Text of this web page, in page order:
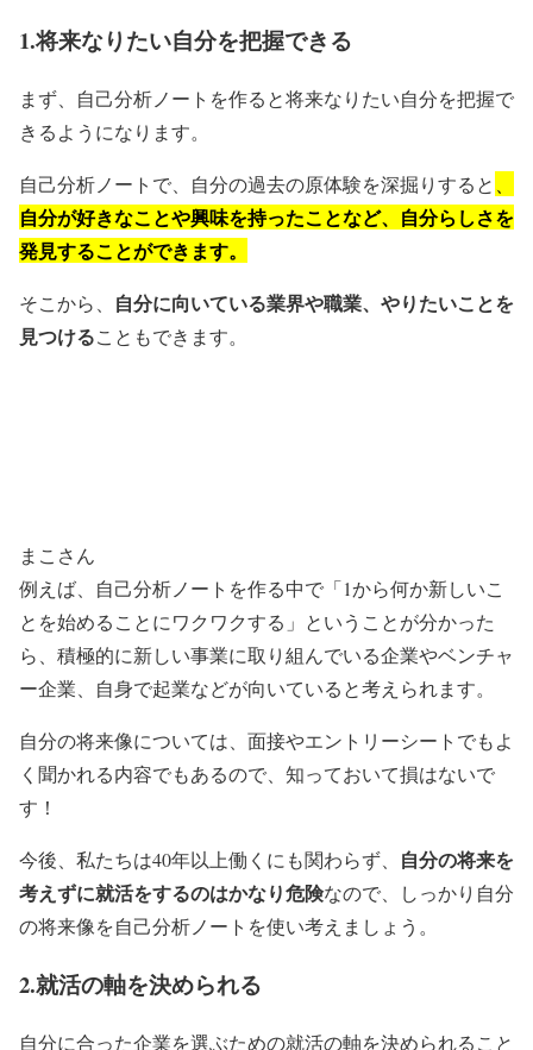
1.将来なりたい自分を把握できる
まず、自己分析ノートを作ると将来なりたい自分を把握で
きるようになります。
自己分析ノートで、自分の過去の原体験を深掘りすると
自分が好きなことや興味を持ったことなど、自分らしさを
発見することができます。
そこから、 自分に向いている業界や職業、やりたいことを
見つけることもできます。
まこさん
例えば、自己分析ノートを作る中で「1から何か新しいこ
とを始めることにワクワクする」ということが分かった
ら、積極的に新しい事業に取り組んでいる企業やベンチャ
ー企業、自身で起業などが向いていると考えられます。
自分の将来像については、面接やエントリーシートでもよ
く聞かれる内容でもあるので、知っておいて損はないで
す！
今後、私たちは40年以上働くにも関わらず、 自分の将来を
考えずに就活をするのはかなり危険なので、しっかり自分
の将来像を自己分析ノートを使い考えましょう。
2.就活の軸を決められる
自分に合った企業を選ぶための就活の軸を決められること